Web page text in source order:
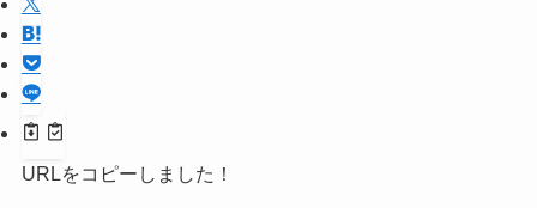
URLをコピーしました！